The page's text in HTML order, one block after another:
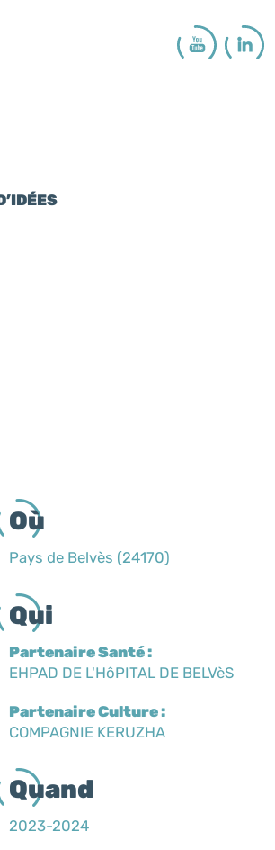
Où
Pays de Belvès (24170)
Qui
Partenaire Santé :
EHPAD DE L'HôPITAL DE BELVèS
Partenaire Culture :
COMPAGNIE KERUZHA
Quand
2023-2024